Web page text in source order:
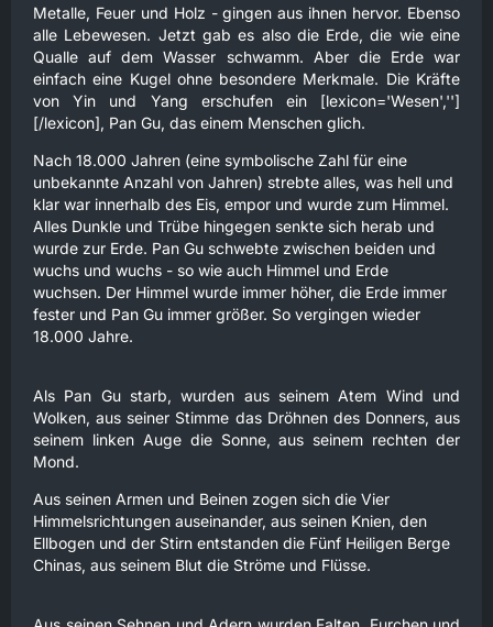
Metalle, Feuer und Holz - gingen aus ihnen hervor. Ebenso
alle Lebewesen. Jetzt gab es also die Erde, die wie eine
Qualle auf dem Wasser schwamm. Aber die Erde war
einfach eine Kugel ohne besondere Merkmale. Die Kräfte
von Yin und Yang erschufen ein [lexicon='Wesen','']
[/lexicon], Pan Gu, das einem Menschen glich.
Nach 18.000 Jahren (eine symbolische Zahl für eine
unbekannte Anzahl von Jahren) strebte alles, was hell und
klar war innerhalb des Eis, empor und wurde zum Himmel.
Alles Dunkle und Trübe hingegen senkte sich herab und
wurde zur Erde. Pan Gu schwebte zwischen beiden und
wuchs und wuchs - so wie auch Himmel und Erde
wuchsen. Der Himmel wurde immer höher, die Erde immer
fester und Pan Gu immer größer. So vergingen wieder
18.000 Jahre.
Als Pan Gu starb, wurden aus seinem Atem Wind und
Wolken, aus seiner Stimme das Dröhnen des Donners, aus
seinem linken Auge die Sonne, aus seinem rechten der
Mond.
Aus seinen Armen und Beinen zogen sich die Vier
Himmelsrichtungen auseinander, aus seinen Knien, den
Ellbogen und der Stirn entstanden die Fünf Heiligen Berge
Chinas, aus seinem Blut die Ströme und Flüsse.